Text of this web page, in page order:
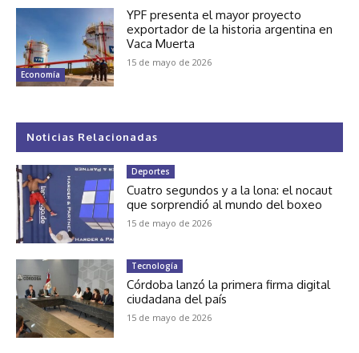
Economía
YPF presenta el mayor proyecto
exportador de la historia argentina en
Vaca Muerta
15 de mayo de 2026
Noticias Relacionadas
Deportes
Cuatro segundos y a la lona: el nocaut
que sorprendió al mundo del boxeo
15 de mayo de 2026
Tecnología
Córdoba lanzó la primera firma digital
ciudadana del país
15 de mayo de 2026